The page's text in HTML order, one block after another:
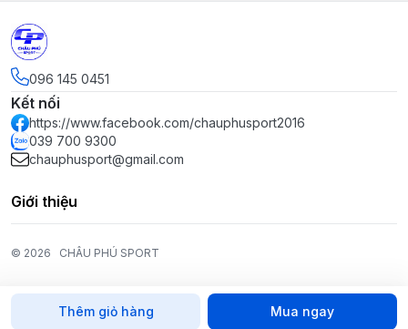
Thêm giỏ hàng Mua ngay
096 145 0451
Kết nối
https://www.facebook.com/chauphusport2016
039 700 9300
chauphusport@gmail.com
Giới thiệu
© 2026 CHÂU PHÚ SPORT